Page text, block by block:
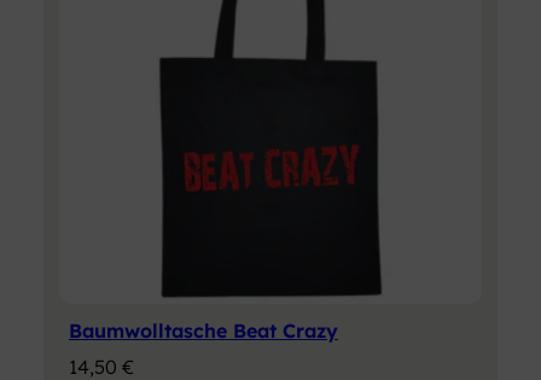
Baumwolltasche Beat Crazy
14,50 €